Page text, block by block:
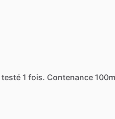
testé 1 fois. Contenance